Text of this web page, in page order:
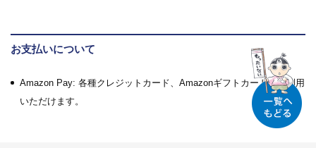
お支払いについて
Amazon Pay: 各種クレジットカード、Amazonギフトカードがご利用
いただけます。